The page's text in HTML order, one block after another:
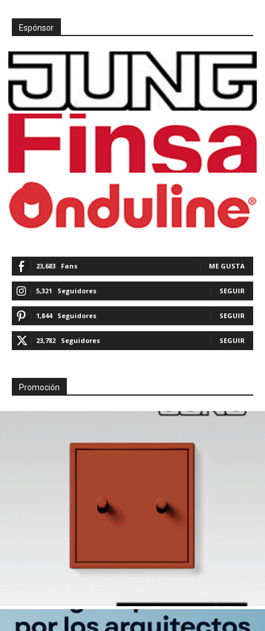
Espónsor
23,683 Fans ME GUSTA
5,321 Seguidores SEGUIR
1,844 Seguidores SEGUIR
23,782 Seguidores SEGUIR
Promoción